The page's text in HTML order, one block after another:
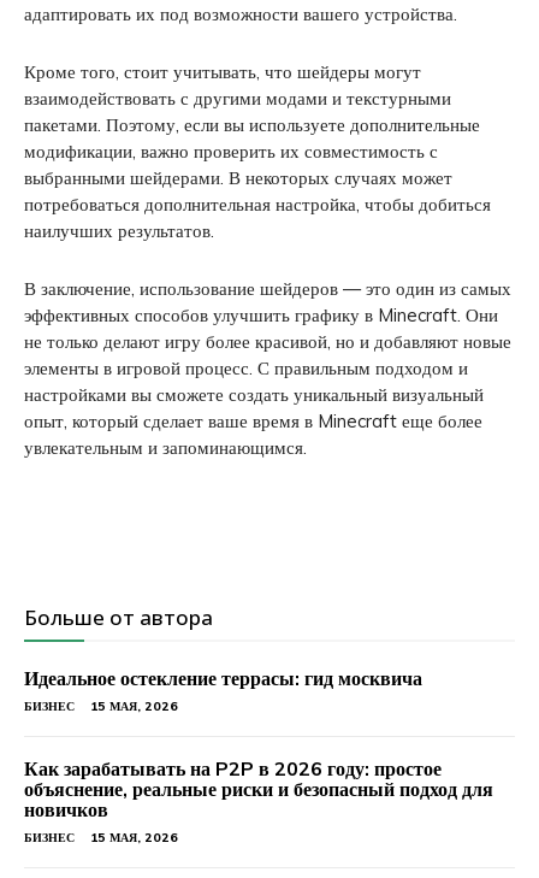
адаптировать их под возможности вашего устройства.
Кроме того, стоит учитывать, что шейдеры могут
взаимодействовать с другими модами и текстурными
пакетами. Поэтому, если вы используете дополнительные
модификации, важно проверить их совместимость с
выбранными шейдерами. В некоторых случаях может
потребоваться дополнительная настройка, чтобы добиться
наилучших результатов.
В заключение, использование шейдеров — это один из самых
эффективных способов улучшить графику в Minecraft. Они
не только делают игру более красивой, но и добавляют новые
элементы в игровой процесс. С правильным подходом и
настройками вы сможете создать уникальный визуальный
опыт, который сделает ваше время в Minecraft еще более
увлекательным и запоминающимся.
Больше от автора
Идеальное остекление террасы: гид москвича
БИЗНЕС 15 МАЯ, 2026
Как зарабатывать на P2P в 2026 году: простое
объяснение, реальные риски и безопасный подход для
новичков
БИЗНЕС 15 МАЯ, 2026